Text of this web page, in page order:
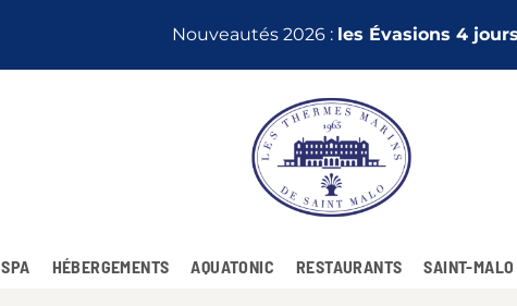
Nouveautés 2026 : les Évasions 4 jours
SPA HÉBERGEMENTS AQUATONIC RESTAURANTS SAINT-MALO